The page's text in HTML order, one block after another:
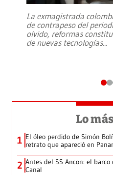
La exmagistrada
de contrapeso del
olvido, reformas
de nuevas tecnologías...
Lo
1 El óleo perdido de Simón
retrato que apareció en
2 Antes del SS Ancon: el
Canal